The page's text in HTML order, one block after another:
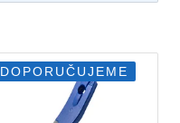
DOPORUČUJEME